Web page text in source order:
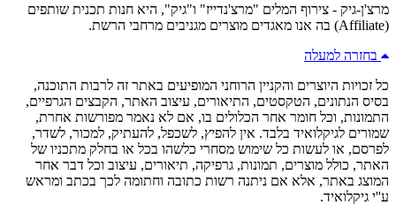
מרצ'ן-גיק - צירוף המלים "מרצ'נדייז" ו"גיק", היא חנות תכנית שותפים
(Affiliate) בה אנו מאגדים מוצרים מגניבים מרחבי הרשת.
בחזרה למעלה
כל זכויות היוצרים והקניין הרוחני המופיעים באתר זה לרבות התוכנה,
בסיס הנתונים, הטקסטים, התיאורים, עיצוב האתר, הקבצים הגרפיים,
התמונות, וכל חומר אחר הכלולים בו, אם לא נאמר מפורשות אחרת,
שמורים לגיקלואיד בלבד. אין להפיץ, לשכפל, להעתיק, למכור, לשדר,
לפרסם, או לעשות כל שימוש מסחרי כלשהו בכל או בחלק מתכניו של
האתר, כולל מוצרים, תמונות, גרפיקה, תיאורים, עיצוב וכל דבר אחר
המוצג באתר, אלא אם ניתנה רשות כתובה וחתומה לכך בכתב ומראש
ע''י גיקלואיד.